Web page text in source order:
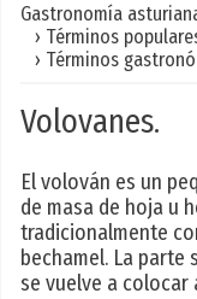
Gastronomía
› Términos
› Términos
Volovanes.
El volován es un
de masa de hoja u
tradicionalmente
bechamel. La parte
se vuelve a colocar